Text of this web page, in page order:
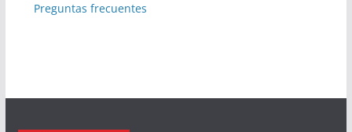
Preguntas frecuentes